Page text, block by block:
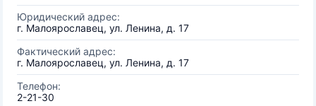
Юридический адрес:
г. Малоярославец, ул. Ленина, д. 17
Фактический адрес:
г. Малоярославец, ул. Ленина, д. 17
Телефон:
2-21-30